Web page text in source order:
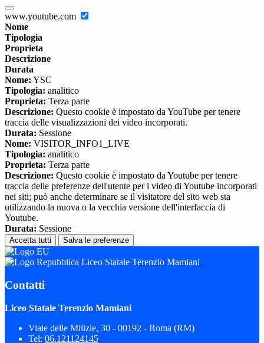
www.youtube.com
Nome
Tipologia
Proprieta
Descrizione
Durata
Nome: YSC
Tipologia: analitico
Proprieta: Terza parte
Descrizione: Questo cookie è impostato da YouTube per tenere
traccia delle visualizzazioni dei video incorporati.
Durata: Sessione
Nome: VISITOR_INFO1_LIVE
Tipologia: analitico
Proprieta: Terza parte
Descrizione: Questo cookie è impostato da Youtube per tenere
traccia delle preferenze dell'utente per i video di Youtube incorporati
nei siti; può anche determinare se il visitatore del sito web sta
utilizzando la nuova o la vecchia versione dell'interfaccia di
Youtube.
Durata: Sessione
Accetta tutti Salva le preferenze
Liceo Statale Terenzio Mamiani
Contatti
Liceo Statale Terenzio Mamiani
Viale delle Milizie, 30 - 00192 - Roma (RM)
Tel: 06.121124145